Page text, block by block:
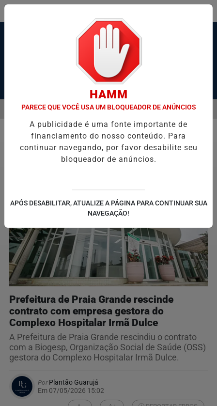
Pesquisar Notícia
SÃO VICENTE E GUARUJÁ MELHORAM DESEMPENHO
EM ALTA
MENU
Saúde
Prefeitura de Praia Grande rescinde
contrato com empresa gestora do
Complexo Hospitalar Irmã Dulce
A Prefeitura de Praia Grande rescindiu o contrato
com a Biogesp, Organização Social de Saúde (OSS)
gestora do Complexo Hospitalar Irmã Dulce.
PorPlantão Guarujá
Em 07/05/2026 15:02
HAMM
PARECE QUE VOCÊ USA UM BLOQUEADOR DE ANÚNCIOS
A publicidade é uma fonte importante de
financiamento do nosso conteúdo. Para
continuar navegando, por favor desabilite seu
bloqueador de anúncios.
APÓS DESABILITAR, ATUALIZE A PÁGINA PARA CONTINUAR SUA
NAVEGAÇÃO!